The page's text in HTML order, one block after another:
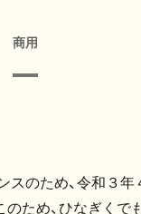
商用
スのため、令和３
ため、ひなぎくでも